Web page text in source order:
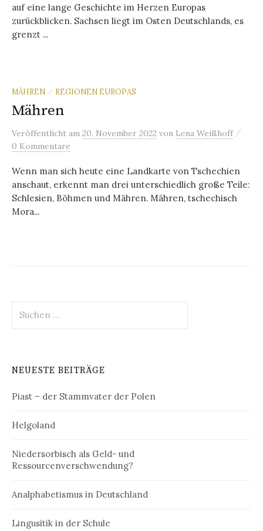
auf eine lange Geschichte im Herzen Europas
zurückblicken. Sachsen liegt im Osten Deutschlands, es
grenzt ...
MÄHREN / REGIONEN EUROPAS
Mähren
Veröffentlicht am 20. November 2022 von Lena Weißhoff /
0 Kommentare
Wenn man sich heute eine Landkarte von Tschechien
anschaut, erkennt man drei unterschiedlich große Teile:
Schlesien, Böhmen und Mähren. Mähren, tschechisch
Mora...
nach:
NEUESTE BEITRÄGE
Piast – der Stammvater der Polen
Helgoland
Niedersorbisch als Geld- und
Ressourcenverschwendung?
Analphabetismus in Deutschland
Lingusitik in der Schule